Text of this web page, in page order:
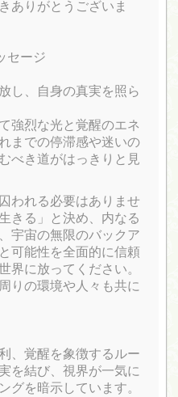
ありがとうございま
セージ
し、自身の真実を照ら
強烈な光と覚醒のエネ
までの停滞感や迷いの
べき道がはっきりと見
われる必要はありませ
きる」と決め、内なる
宇宙の無限のバックア
可能性を全面的に信頼
界に放ってください。
りの環境や人々も共に
、覚醒を象徴するルー
を結び、視界が一気に
グを暗示しています。